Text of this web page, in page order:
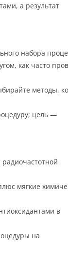
а результат
набора
как часто
методы,
цель —
радиочастотной
мягкие
в
на